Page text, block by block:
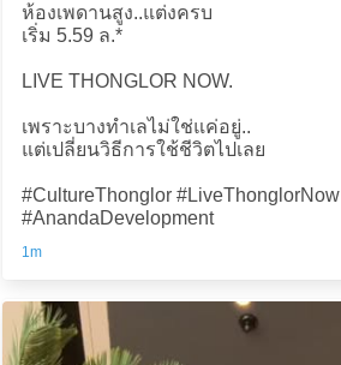
ห้องเพดานสูง..แต่งครบ
เริ่ม 5.59 ล.*
LIVE THONGLOR NOW.
เพราะบางทำเลไม่ใช่แค่อยู่..
แต่เปลี่ยนวิธีการใช้ชีวิตไปเลย
#CultureThonglor #LiveThonglorNow
#AnandaDevelopment
1m